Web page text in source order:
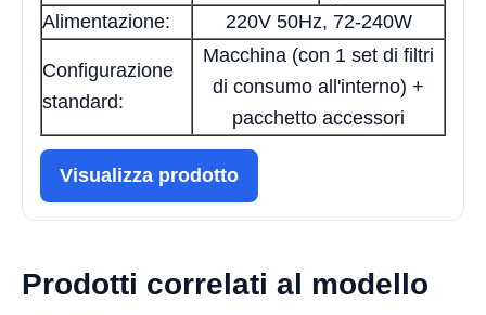
Alimentazione:
220V 50Hz, 72-240W
Configurazione
standard:
Macchina (con 1 set di filtri
di consumo all'interno) +
pacchetto accessori
Visualizza prodotto
Prodotti correlati al modello